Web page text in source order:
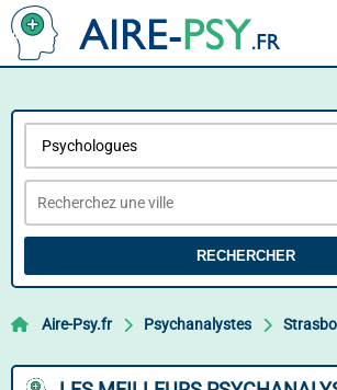
RECHERCHER
Aire-Psy.fr Psychanalystes